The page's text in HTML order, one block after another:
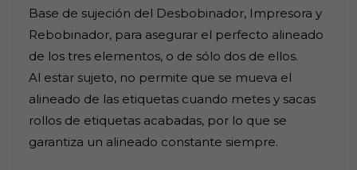
Base de sujeción del Desbobinador, Impresora y
Rebobinador, para asegurar el perfecto alineado
de los tres elementos, o de sólo dos de ellos.
Al estar sujeto, no permite que se mueva el
alineado de las etiquetas cuando metes y sacas
rollos de etiquetas acabadas, por lo que se
garantiza un alineado constante siempre.